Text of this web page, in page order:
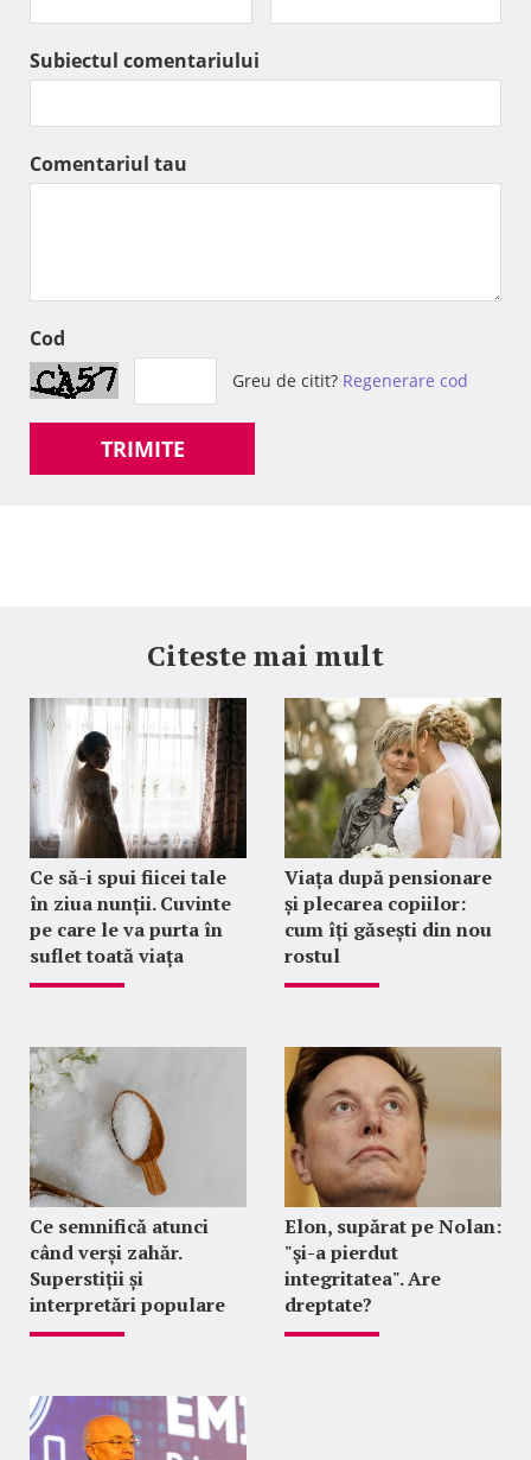
Subiectul comentariului
Comentariul tau
Cod
Greu de citit? Regenerare cod
TRIMITE
Citeste mai mult
Ce să-i spui fiicei tale
în ziua nunții. Cuvinte
pe care le va purta în
suflet toată viața
Viața după pensionare
și plecarea copiilor:
cum îți găsești din nou
rostul
Ce semnifică atunci
când verși zahăr.
Superstiții și
interpretări populare
Elon, supărat pe Nolan:
"şi-a pierdut
integritatea". Are
dreptate?